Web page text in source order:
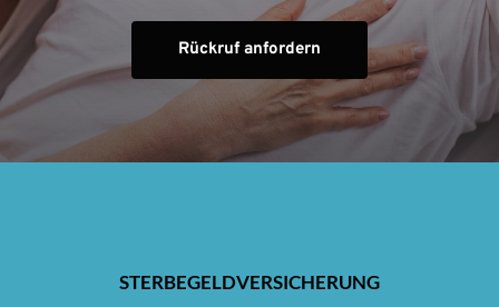
Rückruf anfordern
STERBEGELDVERSICHERUNG